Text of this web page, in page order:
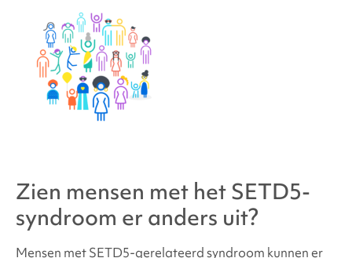
Zien mensen met hetSETD5-
syndroom er anders uit?
Mensen metSETD5-gerelateerd syndroom kunnen er